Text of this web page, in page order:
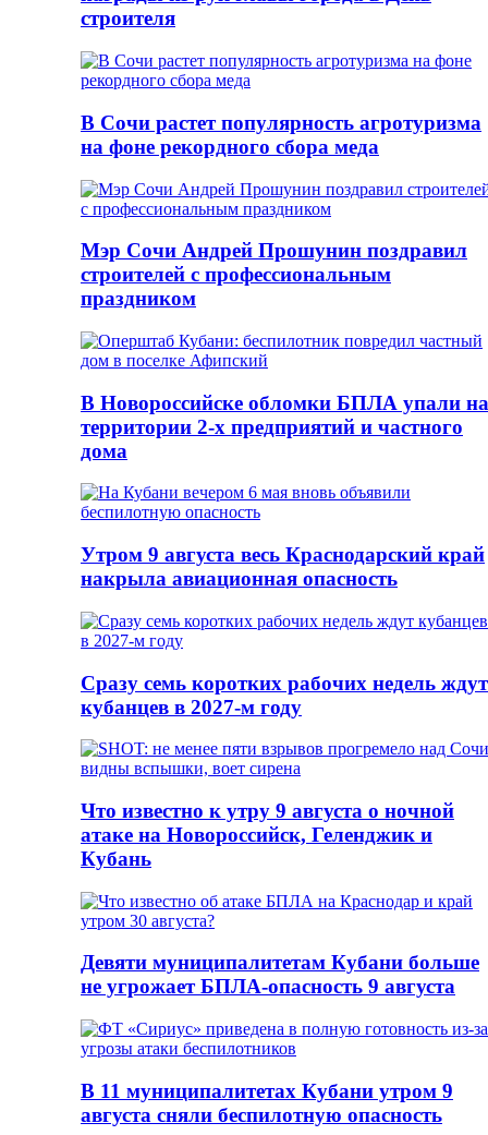
строителя
В Сочи растет популярность агротуризма
на фоне рекордного сбора меда
Мэр Сочи Андрей Прошунин поздравил
строителей с профессиональным
праздником
В Новороссийске обломки БПЛА упали на
территории 2-х предприятий и частного
дома
Утром 9 августа весь Краснодарский край
накрыла авиационная опасность
Сразу семь коротких рабочих недель ждут
кубанцев в 2027-м году
Что известно к утру 9 августа о ночной
атаке на Новороссийск, Геленджик и
Кубань
Девяти муниципалитетам Кубани больше
не угрожает БПЛА-опасность 9 августа
В 11 муниципалитетах Кубани утром 9
августа сняли беспилотную опасность